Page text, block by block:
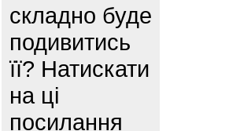
складно буде
подивитись
її? Натискати
на ці
посилання